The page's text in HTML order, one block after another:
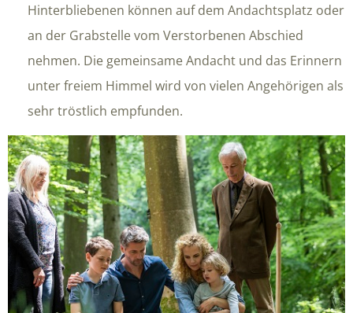
Hinterbliebenen können auf dem Andachtsplatz oder
an der Grabstelle vom Verstorbenen Abschied
nehmen. Die gemeinsame Andacht und das Erinnern
unter freiem Himmel wird von vielen Angehörigen als
sehr tröstlich empfunden.